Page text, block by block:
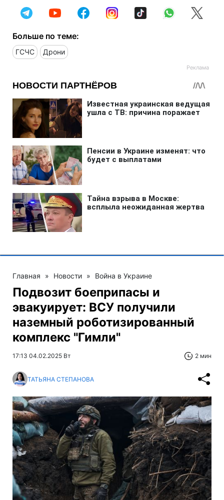
Больше по теме:
ГСЧС Дрони
Главная » Новости » Война в Украине
Подвозит боеприпасы и
эвакуирует: ВСУ получили
наземный роботизированный
комплекс "Гимли"
17:13 04.02.2025 Вт 2 мин
ТАТЬЯНА СТЕПАНОВА